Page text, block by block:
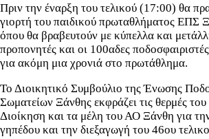
Πριν την έναρξη του τελικού (17:00) θα
γιορτή του παιδικού πρωταθλήματος ΕΠΣ
όπου θα βραβευτούν με κύπελλα και
προπονητές και οι 100αδες
για ακόμη μια χρονιά στο πρωτάθλημα.
Το Διοικητικό Συμβούλιο της Ένωσης
Σωματείων Ξάνθης εκφράζει τις θερμές του
Διοίκηση και τα μέλη του ΑΟ Ξάνθη για
γηπέδου και την διεξαγωγή του 46ου